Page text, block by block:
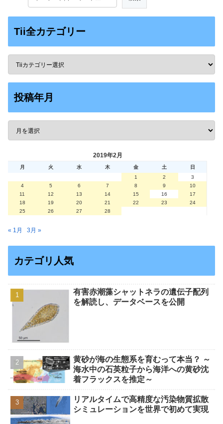
Tii全カテゴリー
投稿年月
2019年2月
月 火 水 木 金 土
日
1
2
3
4
5 6 7 8 9
10
11
12 13 14 15 16
17
18
19 20 21 22 23
24
25
26 27 28
« 1月 3月 »
カテゴリ人気
有害赤潮藻シャットネラの遺伝子配列
を解読し、データベースを公開
黄砂が海の生態系を育むって本当？ ～
海水中の石英粒子から海洋への黄砂沈
着フラックスを推定～
リアルタイムで高精度な汚染物質拡散
シミュレーションを世界で初めて実現